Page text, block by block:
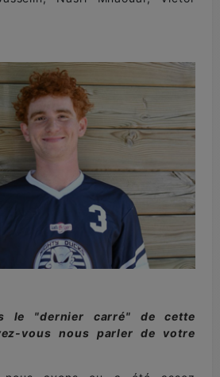
le "dernier carré" de cette
vous nous parler de votre